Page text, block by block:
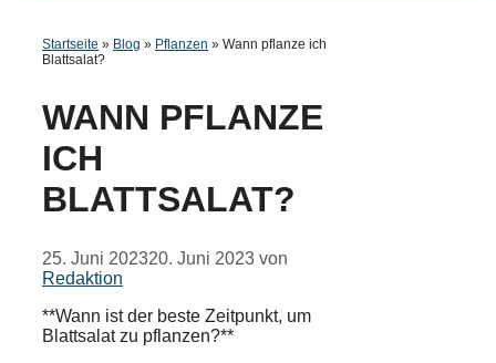
Startseite » Blog » Pflanzen » Wann pflanze ich
Blattsalat?
WANN PFLANZE
ICH
BLATTSALAT?
25. Juni 202320. Juni 2023 von
Redaktion
**Wann ist der beste Zeitpunkt, um
Blattsalat zu pflanzen?**